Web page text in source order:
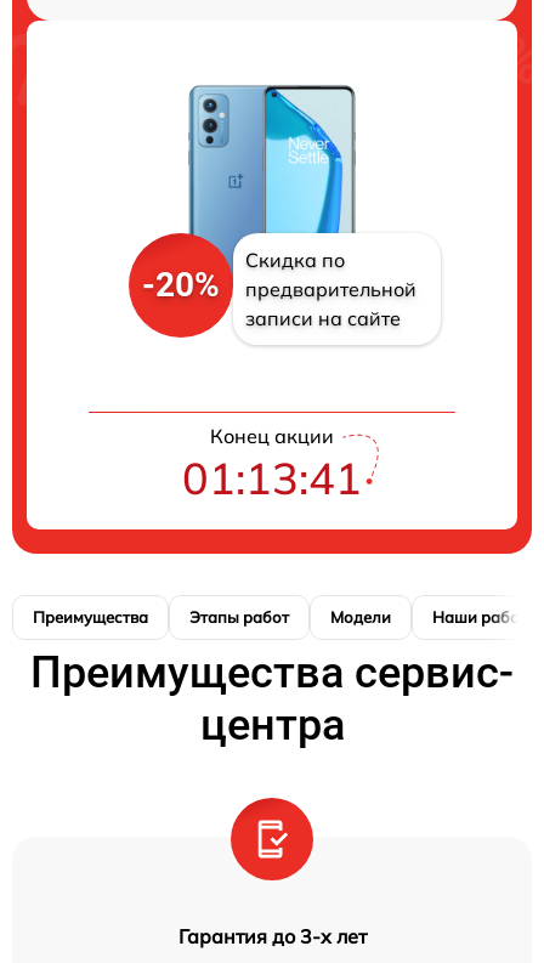
-20%
Скидка по
предварительной
записи на сайте
Конец акции
01:13:41
Преимущества Этапы работ Модели Наши работы
Преимущества сервис-
центра
Гарантия до 3-х лет